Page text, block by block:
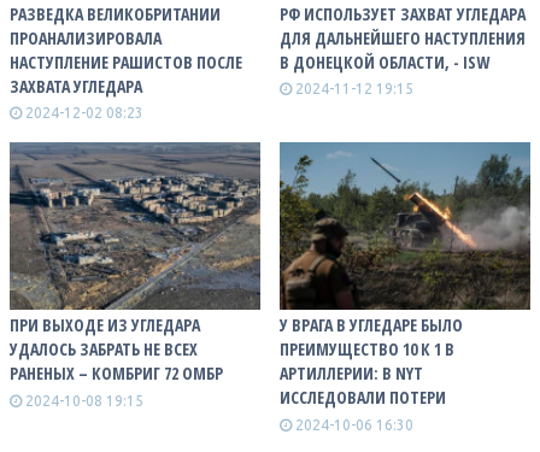
РАЗВЕДКА ВЕЛИКОБРИТАНИИ
ПРОАНАЛИЗИРОВАЛА
НАСТУПЛЕНИЕ РАШИСТОВ ПОСЛЕ
ЗАХВАТА УГЛЕДАРА
2024-12-02 08:23
РФ ИСПОЛЬЗУЕТ ЗАХВАТ УГЛЕДАРА
ДЛЯ ДАЛЬНЕЙШЕГО НАСТУПЛЕНИЯ
В ДОНЕЦКОЙ ОБЛАСТИ, - ISW
2024-11-12 19:15
ПРИ ВЫХОДЕ ИЗ УГЛЕДАРА
УДАЛОСЬ ЗАБРАТЬ НЕ ВСЕХ
РАНЕНЫХ – КОМБРИГ 72 ОМБР
2024-10-08 19:15
У ВРАГА В УГЛЕДАРЕ БЫЛО
ПРЕИМУЩЕСТВО 10 К 1 В
АРТИЛЛЕРИИ: В NYT
ИССЛЕДОВАЛИ ПОТЕРИ
2024-10-06 16:30